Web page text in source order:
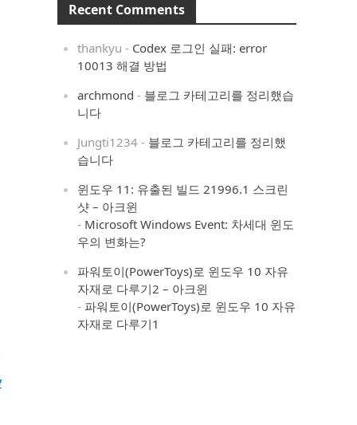
Recent Comments
thankyu - Codex 로그인 실패: error
10013 해결 방법
archmond - 블로그 카테고리를 정리했습
니다
Jungti1234 - 블로그 카테고리를 정리했
습니다
윈도우 11: 유출된 빌드 21996.1 스크린
샷 – 아크윈
- Microsoft Windows Event: 차세대 윈도
우의 변화는?
파워토이(PowerToys)로 윈도우 10 자유
자재로 다루기2 – 아크윈
- 파워토이(PowerToys)로 윈도우 10 자유
자재로 다루기1